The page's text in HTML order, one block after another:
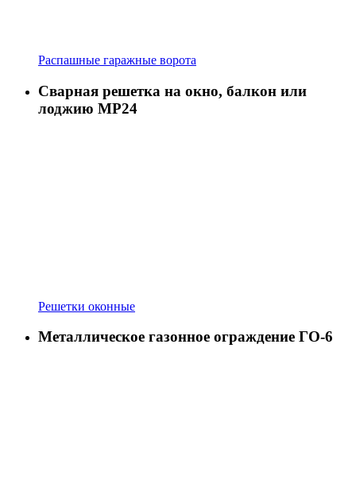
Распашные гаражные ворота
Сварная решетка на окно, балкон или
лоджию МР24
Решетки оконные
Металлическое газонное ограждение ГО-6